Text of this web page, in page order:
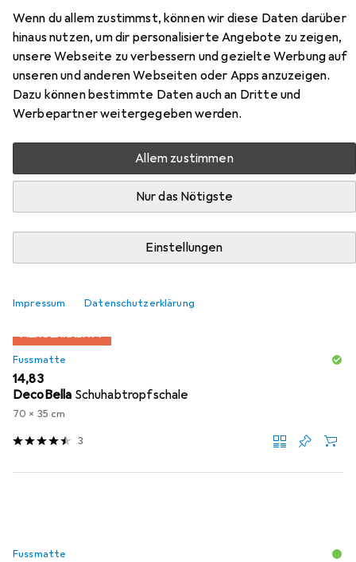
Wenn du allem zustimmst, können wir diese Daten darüber
hinaus nutzen, um dir personalisierte Angebote zu zeigen,
unsere Webseite zu verbessern und gezielte Werbung auf
unseren und anderen Webseiten oder Apps anzuzeigen.
Dazu können bestimmte Daten auch an Dritte und
Werbepartner weitergegeben werden.
Allem zustimmen
Nur das Nötigste
Einstellungen
Impressum Datenschutzerklärung
Zubehör für Skye Decor Kale
Hier findest du passendes Zubehör zum Produkt Skye
Decor Kale aus der Kategorie Fussmatte.
Relevanz
Produktliste
MENGENRABATT
Fussmatte
EUR
14,83
DecoBella Schuhabtropfschale
70 x 35 cm
3
Fussmatte